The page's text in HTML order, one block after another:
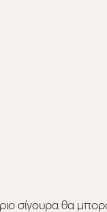
σίγουρα θα